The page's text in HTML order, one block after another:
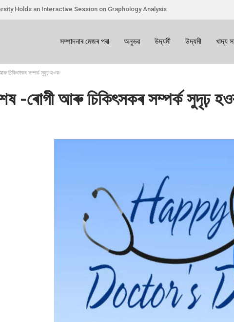
Holds an Interactive Session on Graphology Analysis
সম্পাদনাৰ মেজৰ পৰা অনুভৱ উদ্যমী উদ্যমী খাদ্য
আৰু চিকিৎসকৰ সম্পৰ্ক সুদৃঢ় হওক
-ৰোগী আৰু চিকিৎসকৰ সম্পৰ্ক সুদৃঢ়